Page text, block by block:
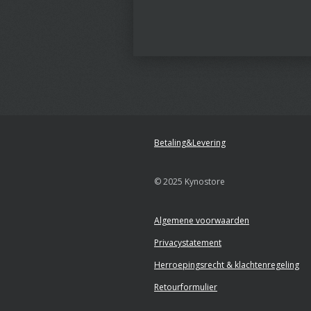
Betaling&Levering
© 2025 Kynostore
Algemene voorwaarden
Privacystatement
Herroepingsrecht & klachtenregeling
Retourformulier